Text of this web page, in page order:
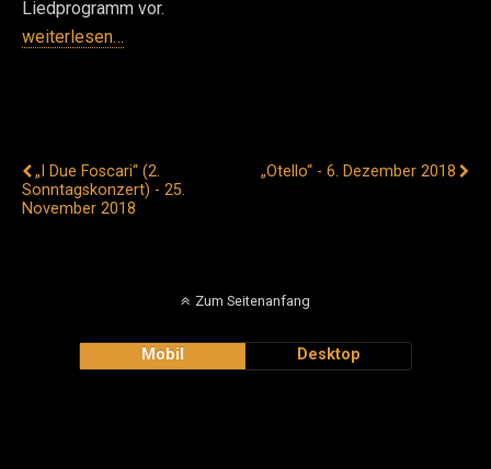
Liedprogramm vor.
weiterlesen…
„I Due Foscari“ (2.
Sonntagskonzert) - 25.
November 2018
„Otello“ - 6. Dezember 2018
Zum Seitenanfang
Mobil Desktop